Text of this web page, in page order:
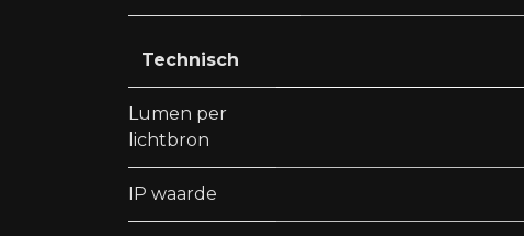
Technisch
Lumen per
lichtbron
IP waarde